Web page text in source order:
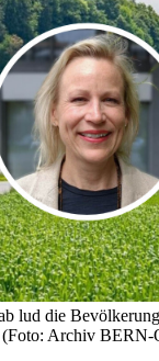
lud die
Archiv BERN-